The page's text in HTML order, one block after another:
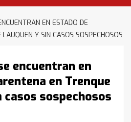
EN ESTADO DE
Y SIN CASOS SOSPECHOSOS
encuentran en
en Trenque
casos sospechosos